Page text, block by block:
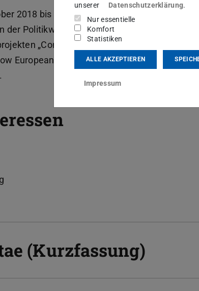
2018 bis September 2023 als
der Politikwissenschaft und
„Conditions for Institutional and
Europeans understand reciprocity, fairness
(Kurzfassung)
unserer
Datenschutzerklärung.
Nur essentielle
Komfort
Statistiken
ALLE AKZEPTIEREN
Impressum